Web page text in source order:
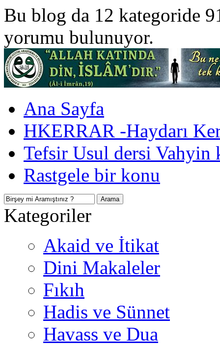
Bu blog da 12 kategoride
yorumu bulunuyor.
Ana Sayfa
HKERRAR -Haydarı
Tefsir Usul dersi Vahyin
Rastgele bir konu
Kategoriler
Akaid ve İtikat
Dini Makaleler
Fıkıh
Hadis ve Sünnet
Havass ve Dua